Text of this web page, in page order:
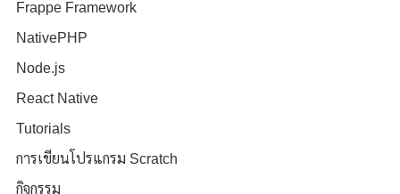
Frappe Framework
NativePHP
Node.js
React Native
Tutorials
การเขียนโปรแกรม Scratch
กิจกรรม